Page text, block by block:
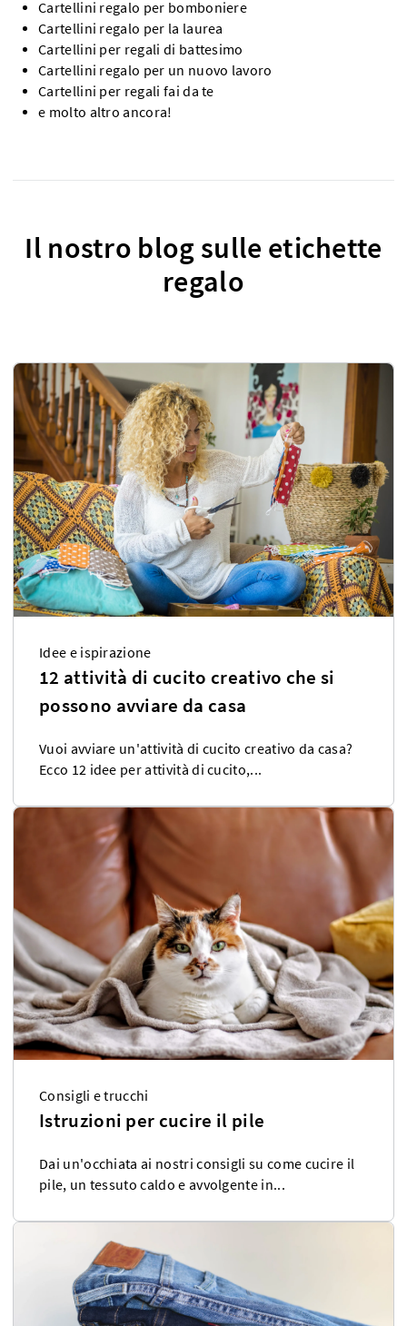
Cartellini regalo per bomboniere
Cartellini regalo per la laurea
Cartellini per regali di battesimo
Cartellini regalo per un nuovo lavoro
Cartellini per regali fai da te
e molto altro ancora!
Il nostro blog sulle etichette
regalo
Idee e ispirazione
12 attività di cucito creativo che si
possono avviare da casa
Vuoi avviare un'attività di cucito creativo da casa?
Ecco 12 idee per attività di cucito,...
Consigli e trucchi
Istruzioni per cucire il pile
Dai un'occhiata ai nostri consigli su come cucire il
pile, un tessuto caldo e avvolgente in...